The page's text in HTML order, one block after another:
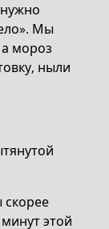
Мы
мороз
ныли
этой